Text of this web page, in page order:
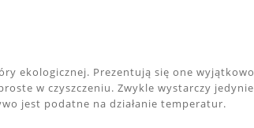
ekologicznej. Prezentują się one wyjątkowo
w czyszczeniu. Zwykle wystarczy jedynie
jest podatne na działanie temperatur.